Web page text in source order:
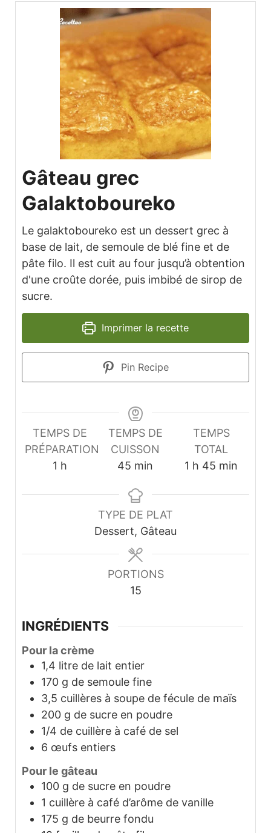
Gâteau grec
Galaktoboureko
Le galaktoboureko est un dessert grec à
base de lait, de semoule de blé fine et de
pâte filo. Il est cuit au four jusqu’à obtention
d'une croûte dorée, puis imbibé de sirop de
sucre.
Imprimer la recette
Pin Recipe
TEMPS DE
PRÉPARATION
1 heure
h
TEMPS DE
CUISSON
45 minutes
min
TEMPS
TOTAL
1 heure
h 45 minutes
min
TYPE DE PLAT
Dessert, Gâteau
PORTIONS
15
INGRÉDIENTS
Pour la crème
1,4 litre de lait entier
170 g de semoule fine
3,5 cuillères à soupe de fécule de maïs
200 g de sucre en poudre
1/4 de cuillère à café de sel
6 œufs entiers
Pour le gâteau
100 g de sucre en poudre
1 cuillère à café d’arôme de vanille
175 g de beurre fondu